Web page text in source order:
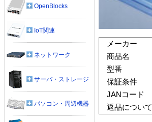
メーカー
商品名
型番
保証条件
JANコード
返品について
OpenBlocks
IoT関連
ネットワーク
サーバ・ストレージ
パソコン・周辺機器